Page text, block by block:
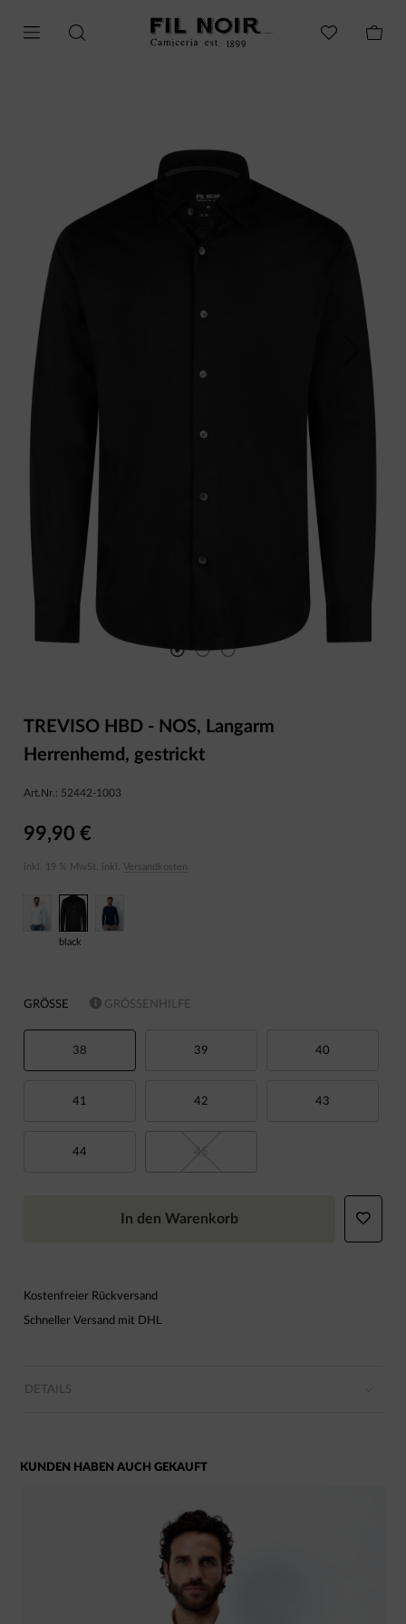
Previous
TREVISO HBD - NOS, Langarm
Herrenhemd, gestrickt
Art.Nr.: 52442-1003
99,90 €
inkl. 19 % MwSt. inkl. Versandkosten
black
GRÖSSE GRÖSSENHILFE
38 39 40
41 42 43
44
In den Warenkorb
Kostenfreier Rückversand
Schneller Versand mit DHL
DETAILS
KUNDEN HABEN AUCH GEKAUFT